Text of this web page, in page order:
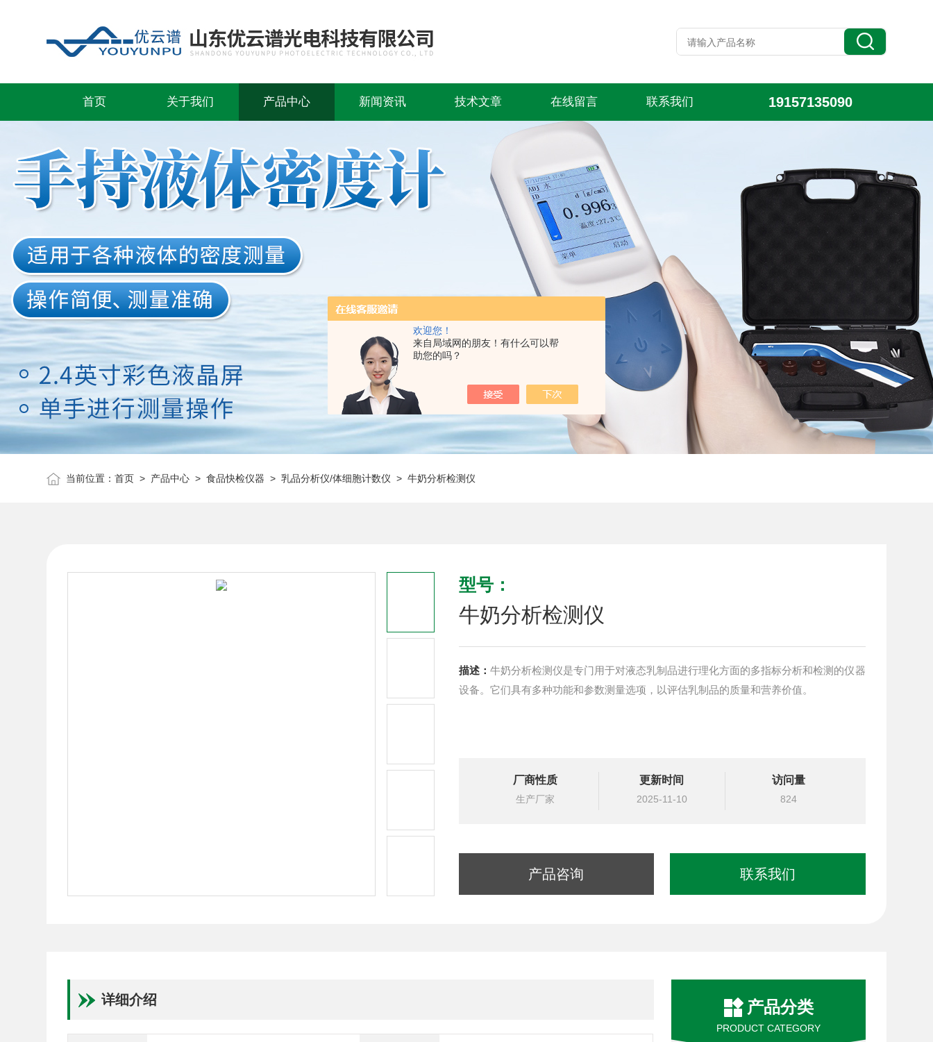
欢迎您！
来自局域网的朋友！有什么可以帮
助您的吗？
首页 关于我们 产品中心 新闻资讯 技术文章 在线留言 联系我们 19157135090
当前位置：首页 > 产品中心 >食品快检仪器 >乳品分析仪/体细胞计数仪 > 牛奶分析检测仪
型号：
牛奶分析检测仪
描述： 牛奶分析检测仪是专门用于对液态乳制品进行理化方面的多指标分析和检测的仪器
设备。它们具有多种功能和参数测量选项，以评估乳制品的质量和营养价值。
厂商性质
生产厂家
更新时间
2025-11-10
访问量
824
产品咨询 联系我们
产品分类
PRODUCT CATEGORY
详细介绍